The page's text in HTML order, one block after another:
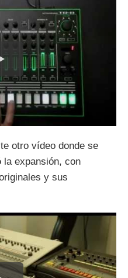
otro vídeo donde se
la expansión, con
y sus